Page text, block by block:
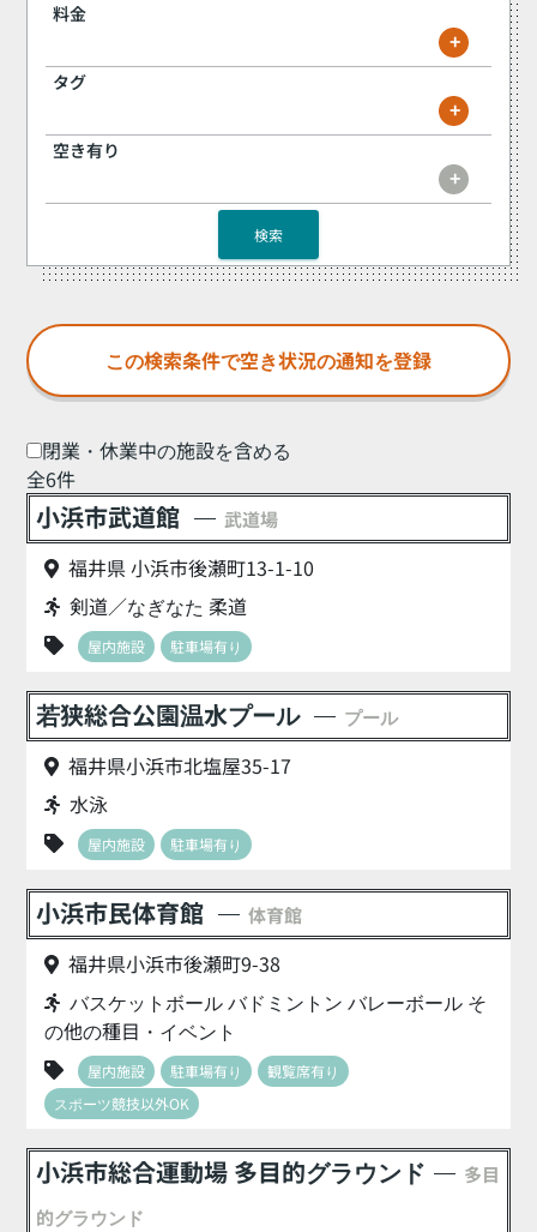
閉業・休業中の施設を含める
全6件
小浜市武道館 武道場
福井県 小浜市後瀬町13-1-10
剣道／なぎなた 柔道
屋内施設 駐車場有り
若狭総合公園温水プール プール
福井県小浜市北塩屋35-17
水泳
屋内施設 駐車場有り
小浜市民体育館 体育館
福井県小浜市後瀬町9-38
バスケットボール バドミントン バレーボール そ
の他の種目・イベント
屋内施設 駐車場有り
観覧席有り
スポーツ競技以外OK
小浜市総合運動場 多目的グラウンド
多目
的グラウンド
料金
+
タグ
+
空き有り
+
検索